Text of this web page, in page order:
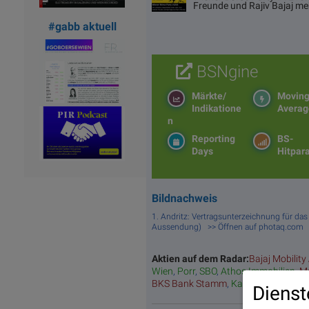
#gabb aktuell
Freunde und Rajiv Bajaj
BSNgine
Moving
Märkte/
Indikatione
n
BS-
Reporting
Days
Bildnachweis
1. Andritz: Vertragsunterzeichnung für
Aussendung) >> Öffnen auf photaq.com
Aktien auf dem Radar:Bajaj Mobility
Wien, Porr, SBO, Athos Immobilien,
BKS Bank Stamm, Kapsch TrafficCom